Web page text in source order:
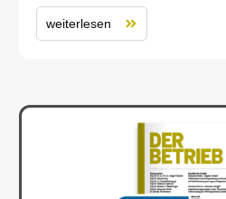
weiterlesen